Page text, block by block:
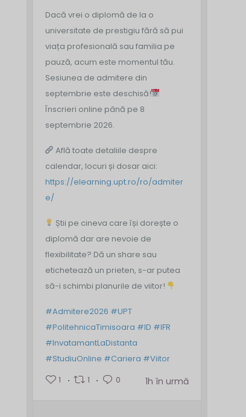
Dacă vrei o diplomă de la o
universitate de prestigiu fără să pui
viața profesională sau familia pe
pauză, acum este momentul tău.
Sesiunea de admitere din
septembrie este deschisă!
Înscrieri online până pe 8
septembrie 2026.
Află toate detaliile despre
calendar, locuri și dosar aici:
https://elearning.upt.ro/ro/admiter
e/
Știi pe cineva care își dorește o
diplomă dar are nevoie de
flexibilitate? Dă un share sau
etichetează un prieten, s-ar putea
să-i schimbi planurile de viitor!
#Admitere2026 #UPT
#PolitehnicaTimisoara #ID #IFR
#InvatamantLaDistanta
#StudiuOnline #Cariera #Viitor
1
1 0 1h în urmă